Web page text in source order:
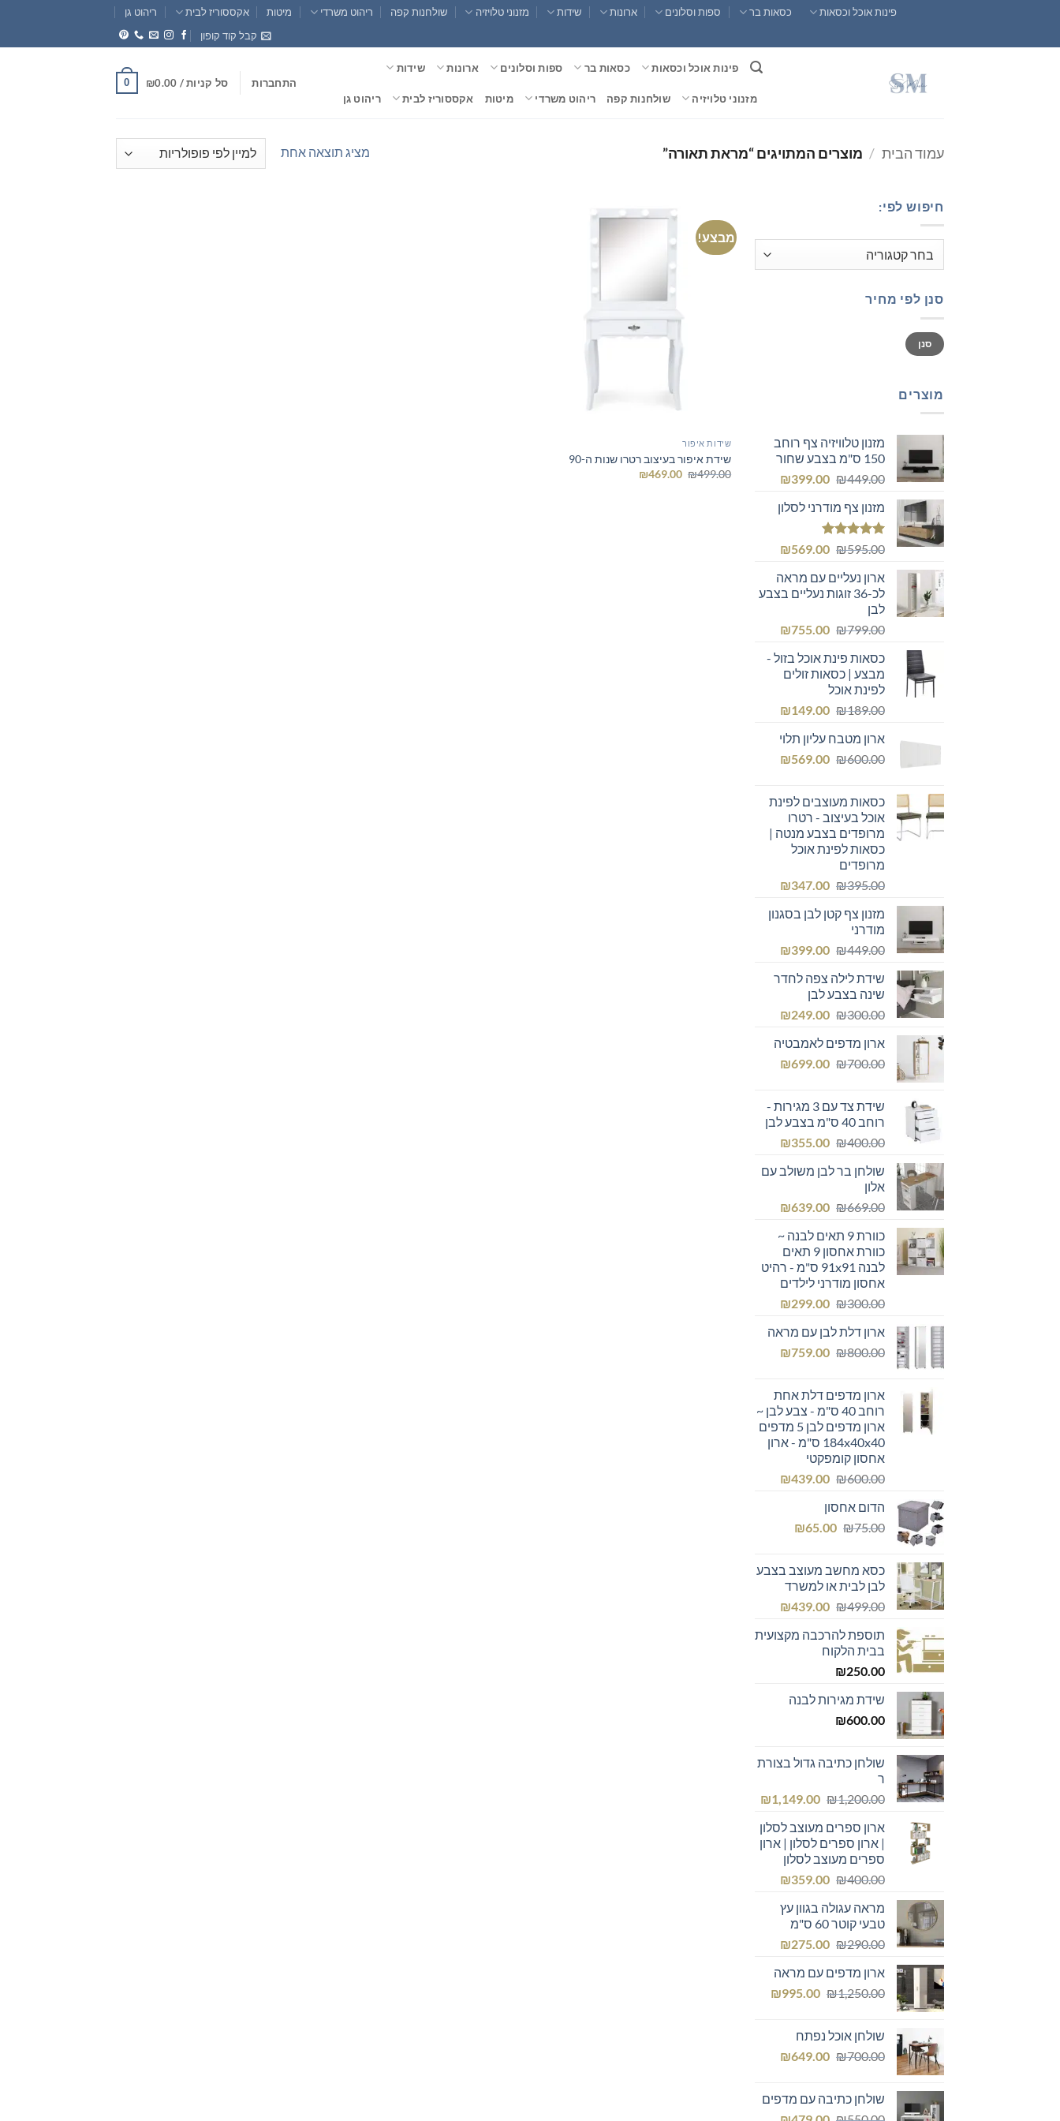
content
פינות אוכל וכסאות כסאות בר ספות וסלונים ארונות שידות מזנוני טלויזיה שולחנות קפה ריהוט משרדי מיטות אקססוריז לבית
ריהוט גן
קבל קוד קופון
פינות אוכל וכסאות כסאות בר ספות וסלונים ארונות שידות
מזנוני טלויזיה שולחנות קפה ריהוט משרדי מיטות אקססוריז לבית ריהוט גן
התחברות סל קניות / ₪0.00
0
עמוד הבית / מוצרים המתויגים “מראת תאורה” מציג תוצאה אחת
חיפוש לפי:
סנן לפי מחיר
מחיר
מינימלי
מחיר
מקסימלי
סנן
מוצרים
מזנון טלוויזיה צף רוחב
150 ס"מ בצבע שחור
₪449.00
המחיר
היה:
₪449.00.
₪399.00
המחיר
הוא:מזנון צף מודרני לסלון
דורג5.00
₪595.00
המחיר
היה:
₪595.00.
₪569.00
המחיר
הוא:
₪569.00.
ארון נעליים עם מראה
לכ-36 זוגות נעליים בצבע
לבן
₪799.00
המחיר
היה:
₪799.00.
₪755.00
המחיר
הוא:
כסאות פינת אוכל בזול -
מבצע | כסאות זולים
לפינת אוכל
₪189.00
המחיר
היה:
₪189.00.
₪149.00
המחיר
הוא:
₪149.00.
ארון מטבח עליון תלוי
₪600.00
המחיר
₪600.00.
₪569.00
המחיר
₪569.00.כסאות מעוצבים לפינת
אוכל בעיצוב - רטרו
מרופדים בצבע מנטה |
כסאות לפינת אוכל
מרופדים
₪395.00
המחיר
היה:
₪347.00
המחיר
הוא:
מזנון צף קטן לבן בסגנון
מודרני
₪449.00
המחיר
היה:
₪449.00.
₪399.00
המחיר
הוא:שידת לילה צפה לחדר
שינה בצבע לבן
₪300.00
המחיר
היה:
₪300.00.
₪249.00
המחיר
הוא:
₪249.00.
ארון מדפים לאמבטיה
₪700.00
המחיר
₪700.00.
₪699.00
המחיר
₪699.00.שידת צד עם 3 מגירות -
רוחב 40 ס"מ בצבע לבן
₪400.00
המחיר
היה:
₪355.00
המחיר
הוא:
שולחן בר לבן משולב עם
אלון
₪669.00
המחיר
היה:
₪669.00.
₪639.00
המחיר
הוא:כוורת 9 תאים לבנה ~
כוורת אחסון 9 תאים
לבנה 91x91 ס"מ - רהיט
אחסון מודרני לילדים
₪300.00
המחיר
היה:
₪300.00.
₪299.00
המחיר
הוא:
₪299.00.
ארון דלת לבן עם מראה
₪800.00
המחיר
₪800.00.
₪759.00
המחיר
₪759.00.ארון מדפים דלת אחת
רוחב 40 ס"מ - צבע לבן ~
ארון מדפים לבן 5 מדפים
184x40x40 ס"מ - ארון
אחסון קומפקטי
₪600.00
המחיר
היה:
₪600.00.
₪439.00
המחיר
הדום אחסון
₪75.00
המחיר
₪75.00.
₪65.00
המחיר
₪65.00.
כסא מחשב מעוצב בצבע
לבן לבית או למשרד
₪499.00
המחיר
היה:
₪499.00.
₪439.00
המחיר
הוא:
תוספת להרכבה מקצועית
בבית הלקוח
₪250.00
שידת מגירות לבנה
₪600.00
שולחן כתיבה גדול בצורת
ר
₪1,200.00
המחיר
היה:
₪1,200.00.
₪1,149.00
המחיר
הוא:
₪1,149.00.
ארון ספרים מעוצב לסלון
| ארון ספרים לסלון | ארון
ספרים מעוצב לסלון
₪400.00
המחיר
היה:
₪400.00.
₪359.00
המחיר
הוא:מראה עגולה בגוון עץ
טבעי קוטר 60 ס"מ
₪290.00
המחיר
היה:
₪290.00.
₪275.00
המחיר
הוא:
₪275.00.
ארון מדפים עם מראה
₪1,250.00
המחיר
₪1,250.00.
₪995.00
המחיר
שולחן אוכל נפתח
₪700.00
המחיר
₪700.00.
₪649.00
המחיר
₪649.00.שולחן כתיבה עם מדפים
מבצע!
שידות איפור
שידת איפור בעיצוב רטרו שנות ה-90
₪499.00
המחיר ₪469.00